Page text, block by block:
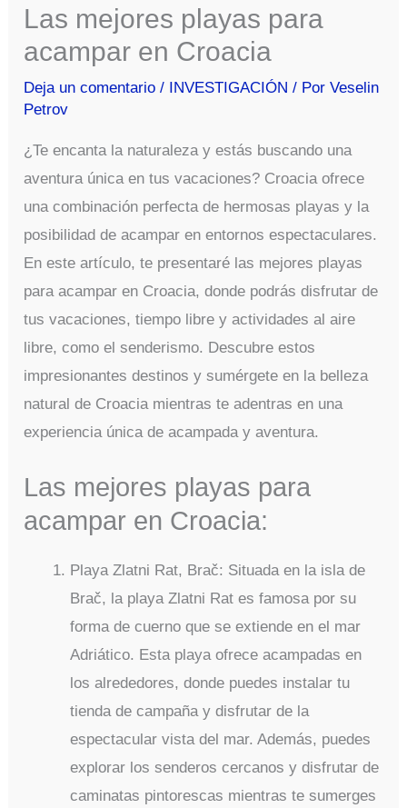
Las mejores playas para
acampar en Croacia
Deja un comentario / INVESTIGACIÓN / PorVeselin
Petrov
¿Te encanta la naturaleza y estás buscando una
aventura única en tus vacaciones? Croacia ofrece
una combinación perfecta de hermosas playas y la
posibilidad de acampar en entornos espectaculares.
En este artículo, te presentaré las mejores playas
para acampar en Croacia, donde podrás disfrutar de
tus vacaciones, tiempo libre y actividades al aire
libre, como el senderismo. Descubre estos
impresionantes destinos y sumérgete en la belleza
natural de Croacia mientras te adentras en una
experiencia única de acampada y aventura.
Las mejores playas para
acampar en Croacia:
Playa Zlatni Rat, Brač: Situada en la isla de
Brač, la playa Zlatni Rat es famosa por su
forma de cuerno que se extiende en el mar
Adriático. Esta playa ofrece acampadas en
los alrededores, donde puedes instalar tu
tienda de campaña y disfrutar de la
espectacular vista del mar. Además, puedes
explorar los senderos cercanos y disfrutar de
caminatas pintorescas mientras te sumerges